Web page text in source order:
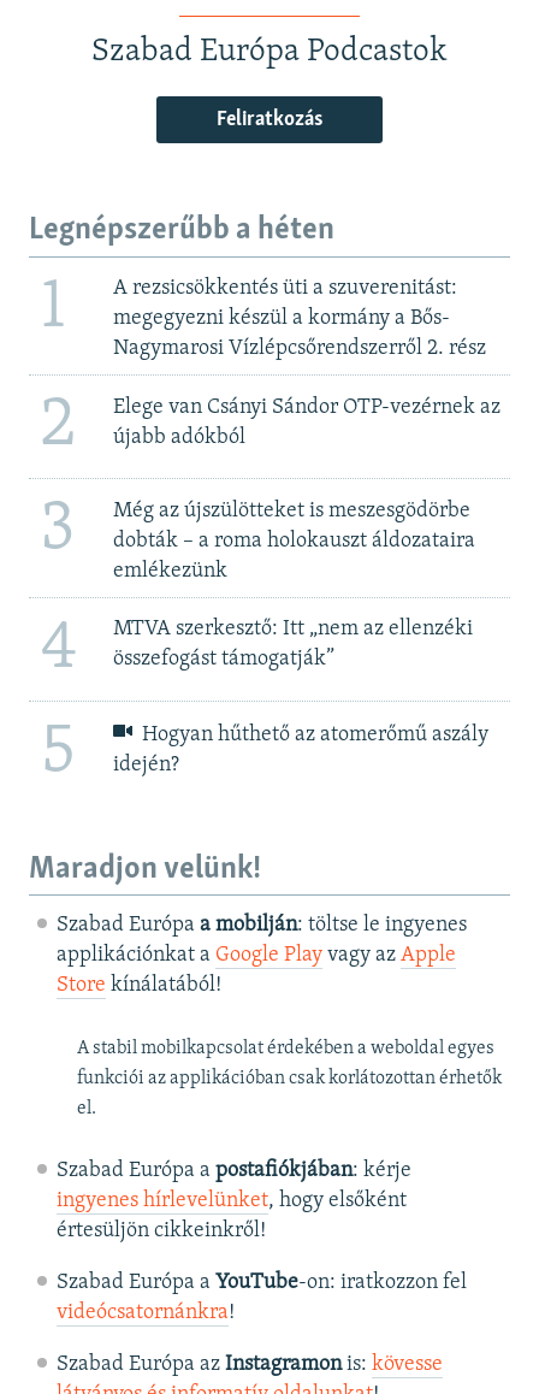
Szabad Európa Podcastok
Feliratkozás
Legnépszerűbb a héten
1
A rezsicsökkentés üti a szuverenitást:
megegyezni készül a kormány a Bős-
Nagymarosi Vízlépcsőrendszerről 2. rész
2
Elege van Csányi Sándor OTP-vezérnek az
újabb adókból
3
Még az újszülötteket is meszesgödörbe
dobták – a roma holokauszt áldozataira
emlékezünk
4
MTVA szerkesztő: Itt „nem az ellenzéki
összefogást támogatják”
5
Hogyan hűthető az atomerőmű aszály
idején?
Maradjon velünk!
Szabad Európa a mobilján: töltse le ingyenes
applikációnkat a Google Playvagy az Apple
Store kínálatából!
A stabil mobilkapcsolat érdekében a weboldal egyes
funkciói az applikációban csak korlátozottan érhetők
el.
Szabad Európa a postafiókjában: kérje
ingyenes hírlevelünket, hogy elsőként
értesüljön cikkeinkről!
Szabad Európa a YouTube-on: iratkozzon fel
videócsatornánkra!
Szabad Európa az Instagramonis: kövesse